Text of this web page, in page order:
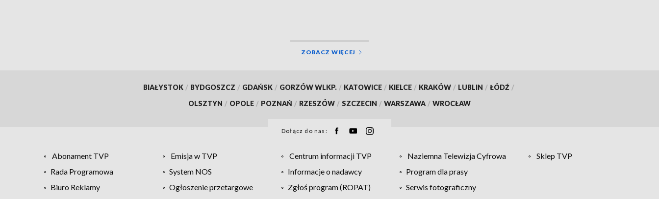
ZOBACZ WIĘCEJ
BIAŁYSTOK / BYDGOSZCZ / GDAŃSK / GORZÓW WLKP. / KATOWICE / KIELCE / KRAKÓW / LUBLIN / ŁÓDŹ /
OLSZTYN / OPOLE / POZNAŃ / RZESZÓW / SZCZECIN / WARSZAWA / WROCŁAW
Dołącz do nas:
Abonament TVP Emisja w TVP Centrum informacji TVP Naziemna Telewizja Cyfrowa
Sklep TVP
Rada Programowa
System NOS Informacje o nadawcy
Program dla prasy
Biuro Reklamy
Ogłoszenie przetargowe Zgłoś program (ROPAT)
Serwis fotograficzny